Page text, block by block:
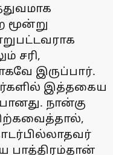
மூன்று
சரி,
இருப்பார்.
இத்தகைய
நான்கு
பாத்திரம்தான்